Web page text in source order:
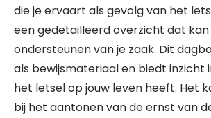
die je ervaart als gevolg van het
een gedetailleerd overzicht dat
ondersteunen van je zaak. Dit
als bewijsmateriaal en biedt inzicht
het letsel op jouw leven heeft. Het
bij het aantonen van de ernst van